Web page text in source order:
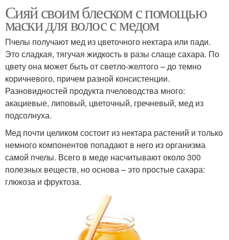
Сияй своим блеском с помощью
маски для волос с медом
Пчелы получают мед из цветочного нектара или пади.
Это сладкая, тягучая жидкость в разы слаще сахара. По
цвету она может быть от светло-желтого – до темно
коричневого, причем разной консистенции.
Разновидностей продукта пчеловодства много:
акациевые, липовый, цветочный, гречневый, мед из
подсолнуха.
Мед почти целиком состоит из нектара растений и только
немного компонентов попадают в него из организма
самой пчелы. Всего в меде насчитывают около 300
полезных веществ, но основа – это простые сахара:
глюкоза и фруктоза.